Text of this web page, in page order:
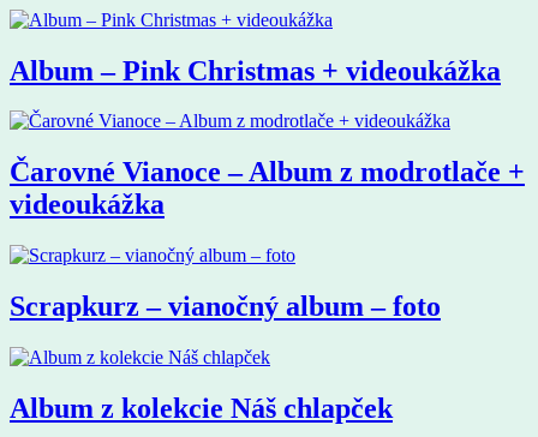
Album – Pink Christmas + videoukážka
Čarovné Vianoce – Album z modrotlače +
videoukážka
Scrapkurz – vianočný album – foto
Album z kolekcie Náš chlapček